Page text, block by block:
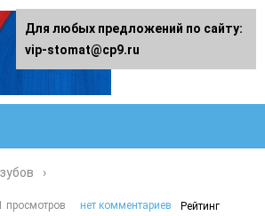
просмотров нет комментариев Рейтинг
Для любых предложений по сайту:
vip-stomat@cp9.ru